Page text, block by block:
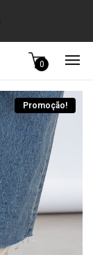
0
Promoção!